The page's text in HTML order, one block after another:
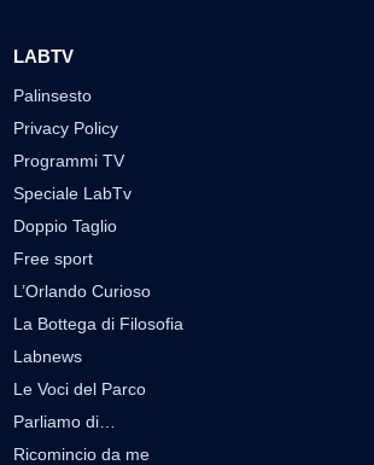
LABTV
Palinsesto
Privacy Policy
Programmi TV
Speciale LabTv
Doppio Taglio
Free sport
L’Orlando Curioso
La Bottega di Filosofia
Labnews
Le Voci del Parco
Parliamo di…
Ricomincio da me